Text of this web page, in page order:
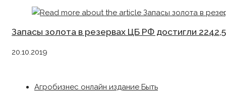
Запасы золота в резервах ЦБ РФ достигли
20.10.2019
Агробизнес онлайн издание Быть